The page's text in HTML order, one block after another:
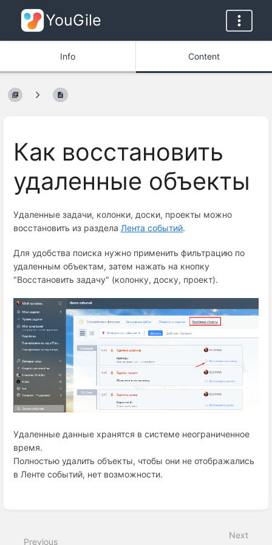
YouGile
Info Content
Как восстановить
удаленные объекты
Удаленные задачи, колонки, доски, проекты можно
восстановить из раздела Лента событий.
Для удобства поиска нужно применить фильтрацию по
удаленным объектам, затем нажать на кнопку
"Восстановить задачу" (колонку, доску, проект).
Удаленные данные хранятся в системе неограниченное
время.
Полностью удалить объекты, чтобы они не отображались
в Ленте событий, нет возможности.
section
Previous
Next